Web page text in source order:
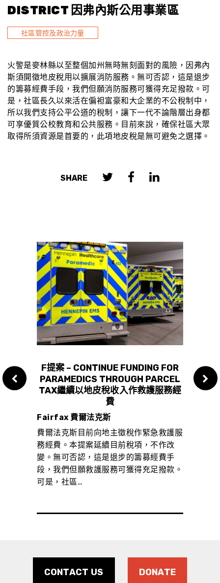
DISTRICT 因弗內斯公用事業區
社區管控及政治力量
火警是麥林縣以至整個加州無時無刻面對的風險，因弗內
斯須開徵地皮稅用以擴展消防服務。無可否認，這是退步
的籌募經費手段，我們但願消防服務可獲得充足撥款。可
是，社區長久以來活在偏袒富豪和大企業的不公稅制中，
所以我們支持公平公道的稅制，讓下一代不論階層出身都
可享優質公校教育和公共服務。目前來說，確保社區大眾
取得所須資源是首要的，此項地皮稅是無可避免之選擇。
SHARE
務經
F提案 – CONTINUE FUNDING FOR
PARAMEDICS THROUGH PARCEL
TAX繼續以地皮稅收入作救護服務經
費
Fairfax 費爾法克斯
費爾法克斯目前向地主徵稅作緊急救護服
務經費。本提案延續目前稅項，不作改
變。無可否認，這是退步的籌募經費手
段，我們但願救護服務可獲得充足撥款。
可是，社區…
CONTACT US DONATE